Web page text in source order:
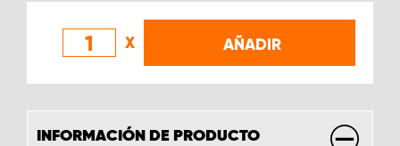
X AÑADIR
INFORMACIÓN DE PRODUCTO